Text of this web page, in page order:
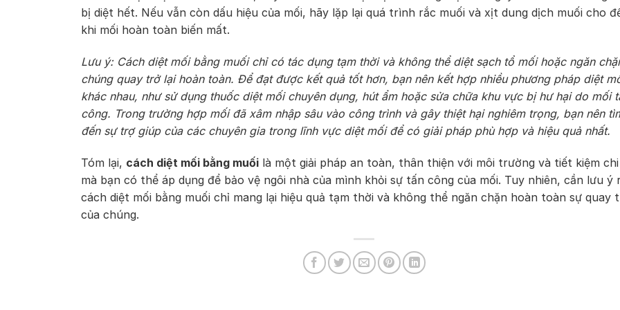
bị diệt hết. Nếu vẫn còn dấu hiệu của mối, hãy lặp lại quá trình rắc muối và xịt dung dịch muối cho
khi mối hoàn toàn biến mất.
Lưu ý: Cách diệt mối bằng muối chỉ có tác dụng tạm thời và không thể diệt sạch tổ mối hoặc ngăn
chúng quay trở lại hoàn toàn. Để đạt được kết quả tốt hơn, bạn nên kết hợp nhiều phương pháp diệt
khác nhau, như sử dụng thuốc diệt mối chuyên dụng, hút ẩm hoặc sửa chữa khu vực bị hư hại do mối
công. Trong trường hợp mối đã xâm nhập sâu vào công trình và gây thiệt hại nghiêm trọng, bạn nên
đến sự trợ giúp của các chuyên gia trong lĩnh vực diệt mối để có giải pháp phù hợp và hiệu quả nhất.
Tóm lại, cách diệt mối bằng muối là một giải pháp an toàn, thân thiện với môi trường và tiết kiệm
mà bạn có thể áp dụng để bảo vệ ngôi nhà của mình khỏi sự tấn công của mối. Tuy nhiên, cần lưu ý
cách diệt mối bằng muối chỉ mang lại hiệu quả tạm thời và không thể ngăn chặn hoàn toàn sự quay
của chúng.